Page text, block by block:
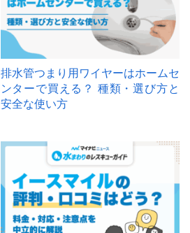
排水管つまり用ワイヤーはホームセ
ンターで買える？ 種類・選び方と
安全な使い方